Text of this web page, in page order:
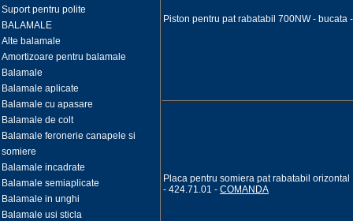
Suport pentru polite
BALAMALE
Alte balamale
Amortizoare pentru balamale
Balamale
Balamale aplicate
Balamale cu apasare
Balamale de colt
Balamale feronerie canapele si
somiere
Balamale incadrate
Balamale semiaplicate
Balamale in unghi
Balamale usi sticla
Piston pentru pat rabatabil 700NW - bucata
Placa pentru somiera pat rabatabil orizontal
- 424.71.01 - COMANDA